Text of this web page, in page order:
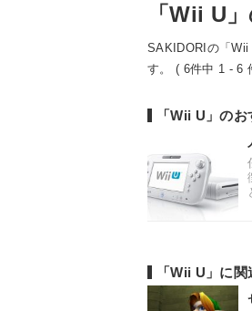
「Wii U
SAKIDORIの「Wii
す。 ( 6件中 1 - 6
「Wii U」の
「Wii U」に